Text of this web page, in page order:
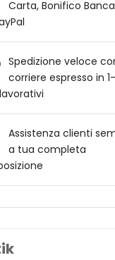
Carta, Bonifico
Spedizione veloce
corriere espresso in
Assistenza clienti
a tua completa